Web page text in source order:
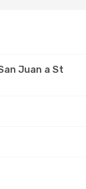
Juan a St